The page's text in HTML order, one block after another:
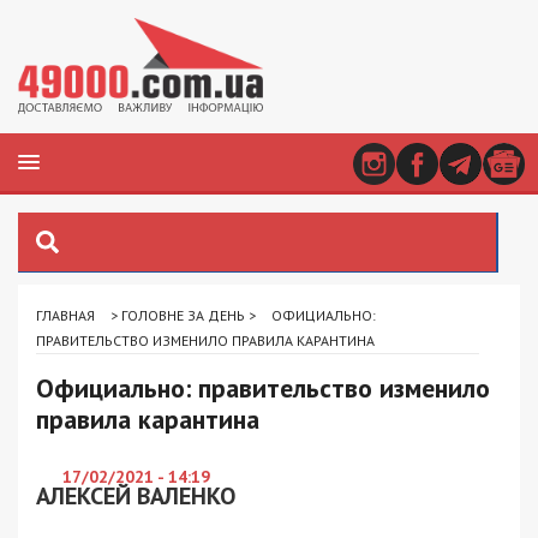
ГЛАВНАЯ > ГОЛОВНЕ ЗА ДЕНЬ >
ОФИЦИАЛЬНО:
ПРАВИТЕЛЬСТВО ИЗМЕНИЛО ПРАВИЛА КАРАНТИНА
Официально: правительство изменило
правила карантина
17/02/2021 - 14:19
АЛЕКСЕЙ ВАЛЕНКО